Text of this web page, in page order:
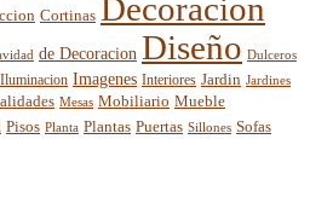
Cortinas Decoracion
de Decoracion Diseño Dulceros
Iluminacion Imagenes Interiores Jardin Jardines
Mesas Mobiliario Mueble
Pisos Planta Plantas Puertas Sillones Sofas